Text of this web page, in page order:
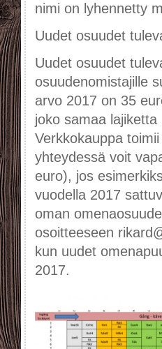
nimi on lyhennetty
Uudet osuudet
Uudet osuudet
osuudenomistajille
arvo 2017 on 35
joko samaa
Verkkokauppa
yhteydessä voit
euro), jos
vuodella 2017
oman
osoitteeseen
kun uudet
2017.